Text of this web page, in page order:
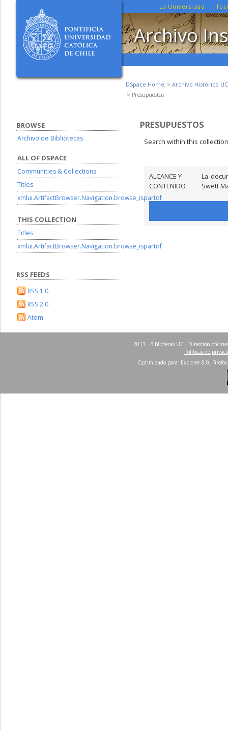
La Universidad
Archivo
DSpace Home
Archivo Histórico UC
Presupuestos
PRESUPUESTOS
Search within this
ALCANCE Y
CONTENIDO
La
Swett
BROWSE
Archivo de Bibliotecas
ALL OF DSPACE
Communities & Collections
Titles
xmlui.ArtifactBrowser.Navigation.browse_ispartof
THIS COLLECTION
Titles
xmlui.ArtifactBrowser.Navigation.browse_ispartof
RSS FEEDS
RSS 1.0
RSS 2.0
Atom
2013 - Bibliotecas UC - Dirección
Políticas de
Optimizado para: Explorer 8.0,